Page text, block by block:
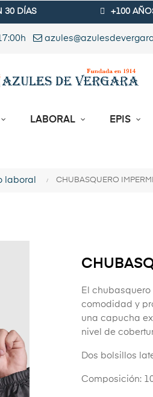
30 DÍAS +100
LABORAL EPIS
laboral CHUBASQUERO
El
comodidad y
una capucha
nivel de
Dos bolsillos
Composición: